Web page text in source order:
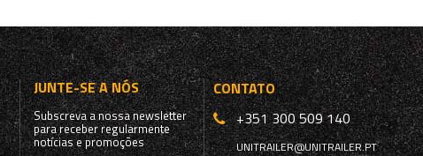
JUNTE-SE A NÓS
Subscreva a nossa newsletter
para receber regularmente
notícias e promoções
CONTATO
+351 300 509 140
UNITRAILER@UNITRAILER.PT